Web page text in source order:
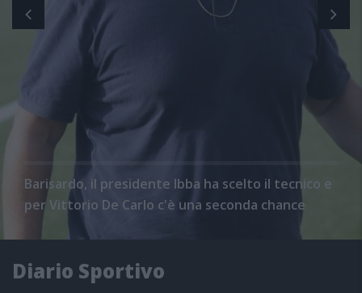
Barisardo, il presidente Ibba ha scelto il tecnico e
per Vittorio De Carlo c'è una seconda chance
Diario Sportivo